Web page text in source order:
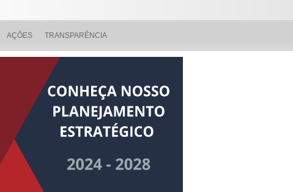
AÇÕES TRANSPARÊNCIA